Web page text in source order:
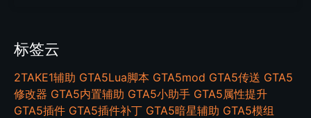
标签云
2TAKE1辅助 GTA5Lua脚本 GTA5mod GTA5传送 GTA5
修改器 GTA5内置辅助 GTA5小助手 GTA5属性提升
GTA5插件 GTA5插件补丁 GTA5暗星辅助 GTA5模组